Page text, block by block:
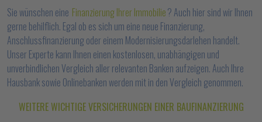
Sie wünschen eine Finanzierung Ihrer Immobilie? Auch hier sind wir Ihnen
gerne behilflich. Egal ob es sich um eine neue Finanzierung,
Anschlussfinanzierung oder einem Modernisierungsdarlehen handelt.
Unser Experte kann Ihnen einen kostenlosen, unabhängigen und
unverbindlichen Vergleich aller relevanten Banken aufzeigen. Auch Ihre
Hausbank sowie Onlinebanken werden mit in den Vergleich genommen.
WEITERE WICHTIGE VERSICHERUNGEN EINER BAUFINANZIERUNG